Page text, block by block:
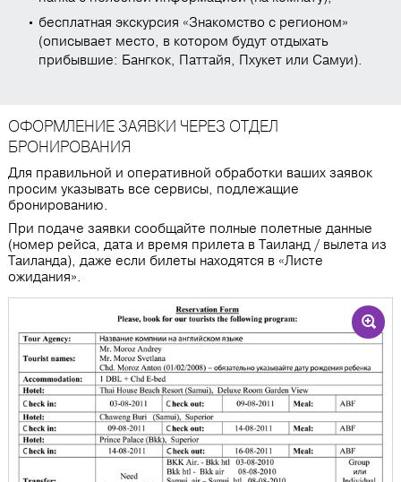
бесплатная экскурсия «Знакомство с регионом»
(описывает место, в котором будут отдыхать
прибывшие: Бангкок, Паттайя, Пхукет или Самуи).
ОФОРМЛЕНИЕ ЗАЯВКИ ЧЕРЕЗ ОТДЕЛ
БРОНИРОВАНИЯ
Для правильной и оперативной обработки ваших заявок
просим указывать все сервисы, подлежащие
бронированию.
При подаче заявки сообщайте полные полетные данные
(номер рейса, дата и время прилета в Таиланд / вылета из
Таиланда), даже если билеты находятся в «Листе
ожидания».